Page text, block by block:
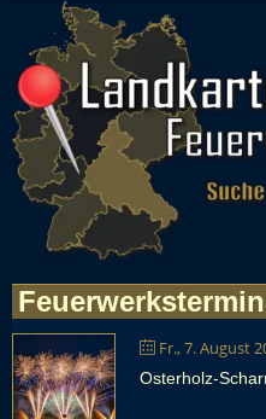
Fr., 7. August
Osterholz-